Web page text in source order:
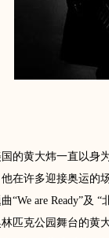
黄大炜一直以身为
在许多迎接奥运的
“We are Ready”及
匹克公园舞台的黄